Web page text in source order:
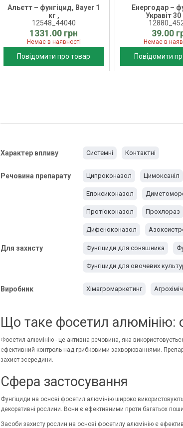
Альєтт – фунгіцид, Bayer 1
кг ,
12548_44040
1331.00 грн
Немає в наявності
Повідомити про товар
Енергодар –
Укравіт
39.00
Немає в
Повідомити
Характер впливу Системні Контактні
Речовина препарату Ципроконазол Цимоксаніл
Епоксиконазол
Протіоконазол Прохлораз
Дифеноконазол
Для захисту Фунгіциди для соняшника
Фунгіциди для овочевих
Виробник Хімагромаркетинг
Що таке фосетил алюмінію:
Фосетил алюмінію - це активна речовина, яка
ефективний контроль над грибковими захворюваннями.
захист зсередини.
Сфера застосування
Фунгіциди на основі фосетил алюмінію широко
декоративні рослини. Вони є ефективними проти багатьох
Засоби захисту рослин на основі фосетилу алюмінію є